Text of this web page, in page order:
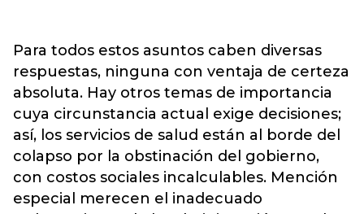
Para todos estos asuntos caben diversas
respuestas, ninguna con ventaja de certeza
absoluta. Hay otros temas de importancia
cuya circunstancia actual exige decisiones;
así, los servicios de salud están al borde del
colapso por la obstinación del gobierno,
con costos sociales incalculables. Mención
especial merecen el inadecuado